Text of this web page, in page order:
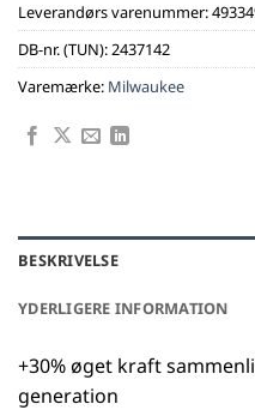
Leverandørs varenummer:
DB-nr. (TUN):2437142
Varemærke: Milwaukee
BESKRIVELSE
YDERLIGERE INFORMATION
+30% øget kraft
generation